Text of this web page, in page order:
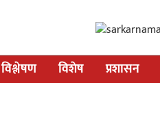
विश्लेषण विशेष प्रशासन